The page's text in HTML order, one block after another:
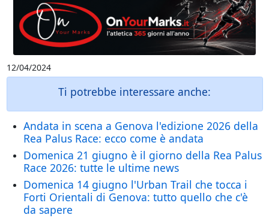
12/04/2024
Ti potrebbe interessare anche:
Andata in scena a Genova l'edizione 2026 della
Rea Palus Race: ecco come è andata
Domenica 21 giugno è il giorno della Rea Palus
Race 2026: tutte le ultime news
Domenica 14 giugno l'Urban Trail che tocca i
Forti Orientali di Genova: tutto quello che c'è
da sapere